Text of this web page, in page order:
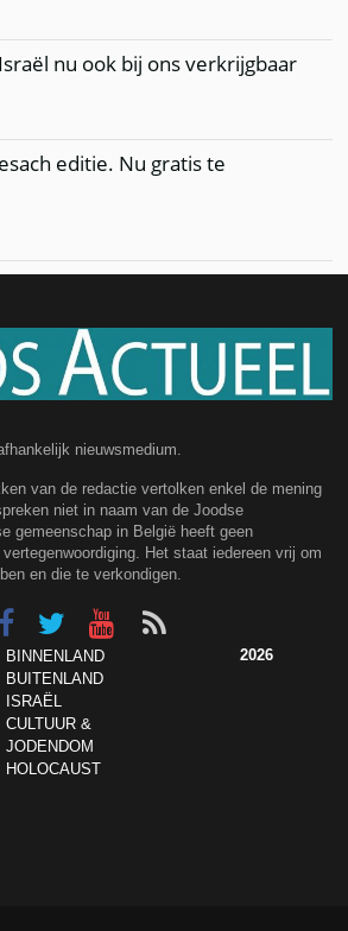
nu ook bij ons verkrijgbaar
editie. Nu gratis te
nieuwsmedium.
van de redactie vertolken enkel de mening
niet in naam van de Joodse
gemeenschap in België heeft geen
Het staat iedereen vrij om
en die te verkondigen.
BINNENLAND
BUITENLAND
ISRAËL
CULTUUR &
JODENDOM
HOLOCAUST
2026